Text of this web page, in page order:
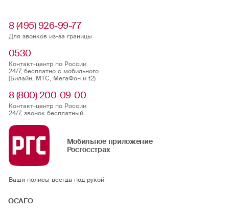
8 (495) 926-99-77
Для звонков из-за границы
0530
Контакт-центр по России
24/7, бесплатно с мобильного
(Билайн, МТС, МегаФон и t2)
8 (800) 200-09-00
Контакт-центр по России
24/7, звонок бесплатный
Мобильное приложение
Росгосстрах
Ваши полисы всегда под рукой
ОСАГО